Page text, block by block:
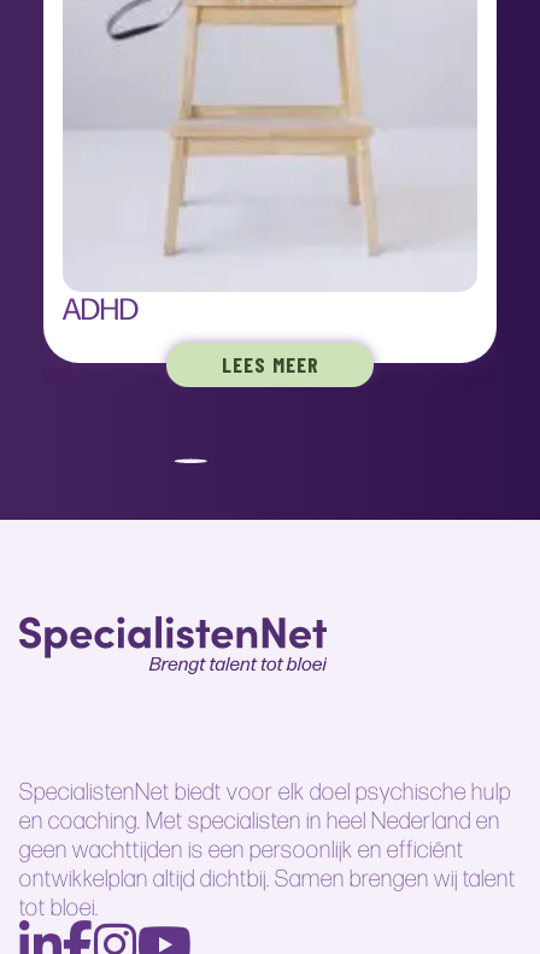
ADHD
LEES MEER
SpecialistenNet biedt voor elk doel psychische hulp
en coaching. Met specialisten in heel Nederland en
geen wachttijden is een persoonlijk en efficiënt
ontwikkelplan altijd dichtbij. Samen brengen wij talent
tot bloei.